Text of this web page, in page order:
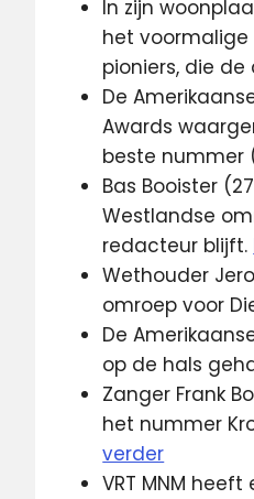
In zijn
het voormalige
pioniers, die
De
Awards
beste nummer
Bas Booister
Westlandse
redacteur blijft.
Wethouder
omroep voor
De
op de hals
Zanger Frank
het nummer
verder
VRT MNM